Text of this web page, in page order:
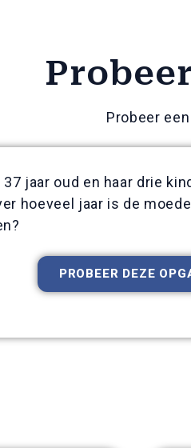
Probeer
jaar oud en haar drie
hoeveel jaar is de
PROBEER DEZE